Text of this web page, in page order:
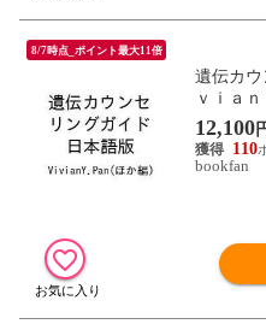
8/7時点_ポイント最大11倍
遺伝カウ
ｖｉａ
12,100
110
bookfan